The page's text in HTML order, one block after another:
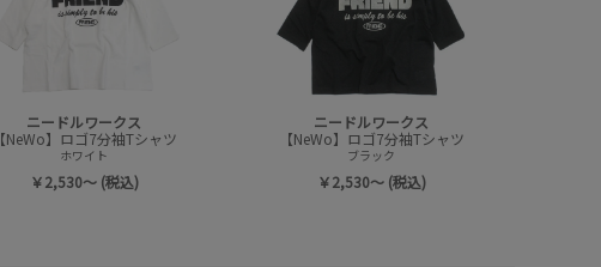
ニードルワークス
【NeWo】ロゴ7分袖Tシャツ
ホワイト
￥2,530～ (税込)
ニードルワークス
【NeWo】ロゴ7分袖Tシャツ
ブラック
￥2,530～ (税込)